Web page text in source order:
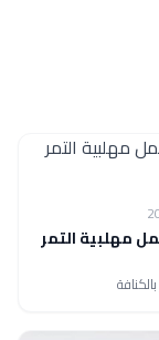
مهلبية التمر